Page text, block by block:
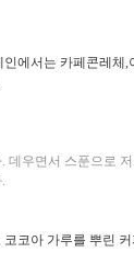
에서는 카페콘레
데우면서 스푼으로
코아 가루를 뿌린 커